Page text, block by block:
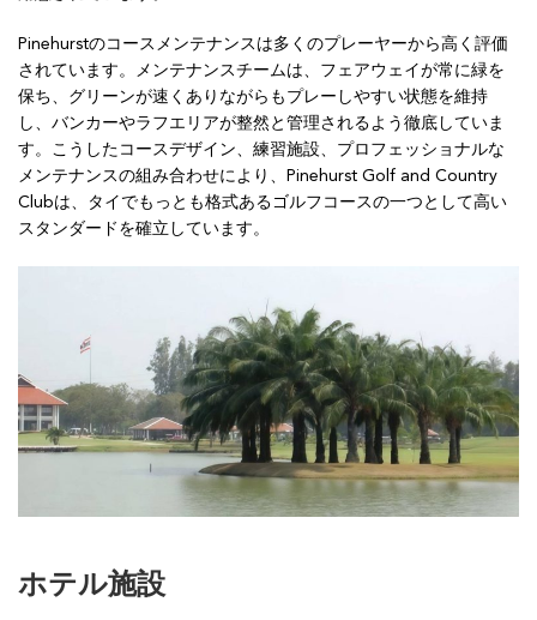
Pinehurstのコースメンテナンスは多くのプレーヤーから高く評価
されています。メンテナンスチームは、フェアウェイが常に緑を
保ち、グリーンが速くありながらもプレーしやすい状態を維持
し、バンカーやラフエリアが整然と管理されるよう徹底していま
す。こうしたコースデザイン、練習施設、プロフェッショナルな
メンテナンスの組み合わせにより、Pinehurst Golf and Country
Clubは、タイでもっとも格式あるゴルフコースの一つとして高い
スタンダードを確立しています。
ホテル施設